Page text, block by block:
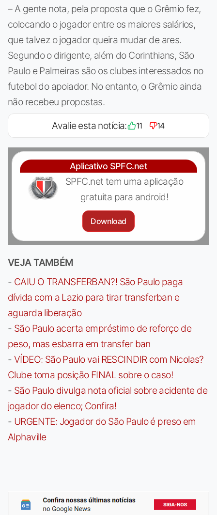
– A gente nota, pela proposta que o Grêmio fez,
colocando o jogador entre os maiores salários,
que talvez o jogador queira mudar de ares.
Segundo o dirigente, além do Corinthians, São
Paulo e Palmeiras são os clubes interessados no
futebol do apoiador. No entanto, o Grêmio ainda
não recebeu propostas.
Avalie esta notícia: 11 14
Aplicativo SPFC.net
SPFC.net tem uma aplicação
gratuita para android!
Download
VEJA TAMBÉM
- CAIU O TRANSFERBAN?! São Paulo paga
dívida com a Lazio para tirar transferban e
aguarda liberação
- São Paulo acerta empréstimo de reforço de
peso, mas esbarra em transfer ban
- VÍDEO: São Paulo vai RESCINDIR com Nicolas?
Clube toma posição FINAL sobre o caso!
- São Paulo divulga nota oficial sobre acidente de
jogador do elenco; Confira!
- URGENTE: Jogador do São Paulo é preso em
Alphaville